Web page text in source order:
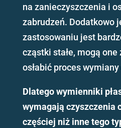
na zanieczyszczenia i
zabrudzeń. Dodatkowo
zastosowaniu jest
cząstki stałe, mogą
osłabić proces wymiany
Dlatego wymienniki
wymagają czyszczenia
częściej niż inne tego